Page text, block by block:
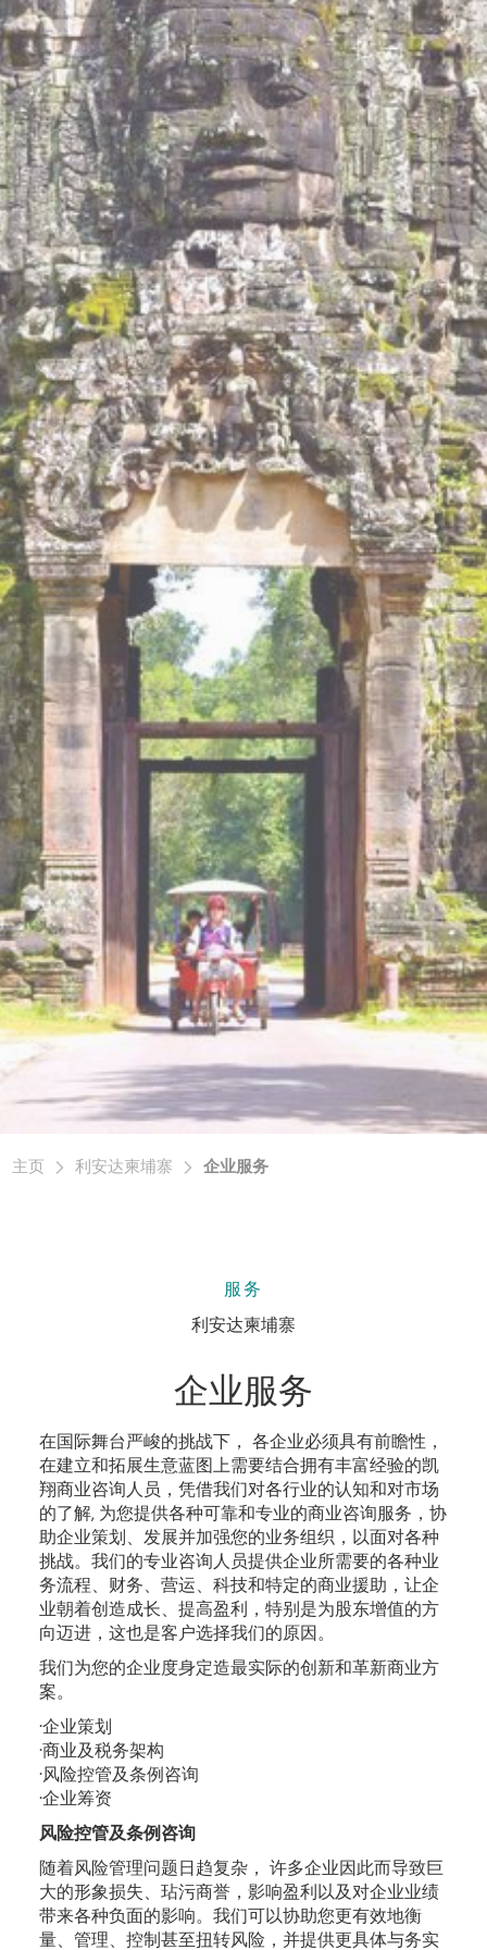
主页 利安达柬埔寨 企业服务
服务
利安达柬埔寨
企业服务
在国际舞台严峻的挑战下， 各企业必须具有前瞻性，
在建立和拓展生意蓝图上需要结合拥有丰富经验的凯
翔商业咨询人员，凭借我们对各行业的认知和对市场
的了解, 为您提供各种可靠和专业的商业咨询服务，协
助企业策划、发展并加强您的业务组织，以面对各种
挑战。我们的专业咨询人员提供企业所需要的各种业
务流程、财务、营运、科技和特定的商业援助，让企
业朝着创造成长、提高盈利，特别是为股东增值的方
向迈进，这也是客户选择我们的原因。
我们为您的企业度身定造最实际的创新和革新商业方
案。
·企业策划
·商业及税务架构
·风险控管及条例咨询
·企业筹资
风险控管及条例咨询
随着风险管理问题日趋复杂， 许多企业因此而导致巨
大的形象损失、玷污商誉，影响盈利以及对企业业绩
带来各种负面的影响。我们可以协助您更有效地衡
量、管理、控制甚至扭转风险，并提供更具体与务实